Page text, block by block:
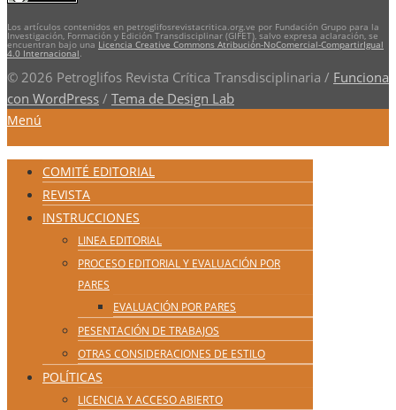
Los artículos contenidos en petroglifosrevistacritica.org.ve por Fundación Grupo para la
Investigación, Formación y Edición Transdisciplinar (GIFET), salvo expresa aclaración, se
encuentran bajo una Licencia Creative Commons Atribución-NoComercial-CompartirIgual
4.0 Internacional.
© 2026 Petroglifos Revista Crítica Transdisciplinaria / Funciona
con WordPress / Tema de Design Lab
Menú
COMITÉ EDITORIAL
REVISTA
INSTRUCCIONES
LINEA EDITORIAL
PROCESO EDITORIAL Y EVALUACIÓN POR
PARES
EVALUACIÓN POR PARES
PESENTACIÓN DE TRABAJOS
OTRAS CONSIDERACIONES DE ESTILO
POLÍTICAS
LICENCIA Y ACCESO ABIERTO